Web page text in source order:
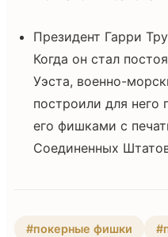
Президент Гарри
Когда он стал
Уэста, военно-
построили для него
его фишками с
Соединенных
#покерные фишки